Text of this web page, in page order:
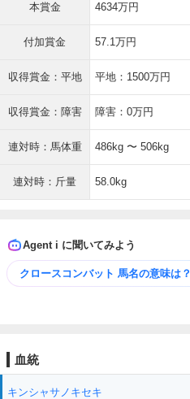
本賞金 4634万円
付加賞金 57.1万円
収得賞金：平地 平地：1500万円
収得賞金：障害 障害：0万円
連対時：馬体重 486kg 〜 506kg
連対時：斤量 58.0kg
Agent i に聞いてみよう
クロースコンバット 馬名の意味は？
血統
キンシャサノキセキ